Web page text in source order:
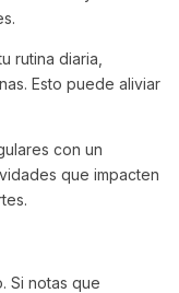
rutina diaria,
Esto puede aliviar
con un
que impacten
Si notas que